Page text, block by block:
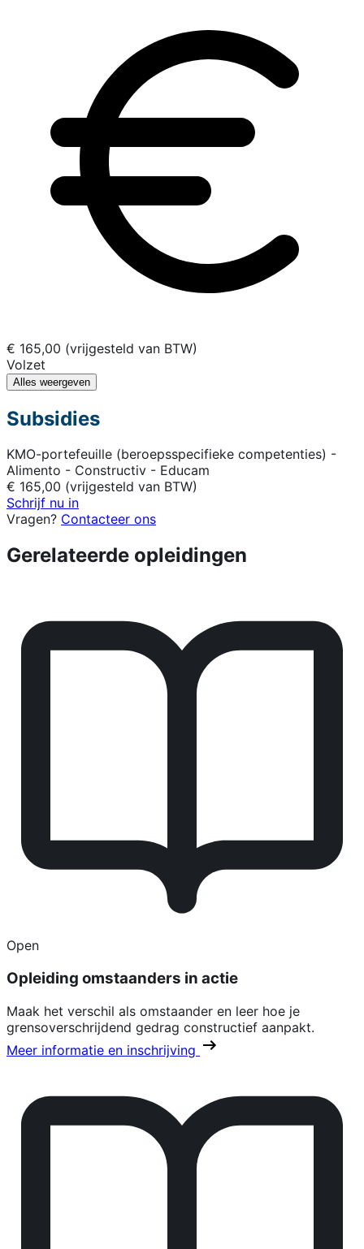
€ 165,00 (vrijgesteld van BTW)
Volzet
Alles weergeven
Subsidies
KMO-portefeuille (beroepsspecifieke competenties) -
Alimento - Constructiv - Educam
€ 165,00 (vrijgesteld van BTW)
Schrijf nu in
Vragen? Contacteer ons
Gerelateerde opleidingen
Open
Opleiding omstaanders in actie
Maak het verschil als omstaander en leer hoe je
grensoverschrijdend gedrag constructief aanpakt.
Meer informatie en inschrijving